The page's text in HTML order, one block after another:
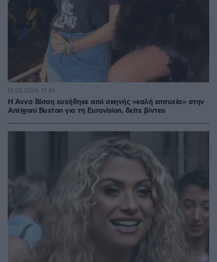
Η Άννα Βίσση ευχήθηκε από σκηνής «καλή επιτυχία» στην
Antigoni Buxton για τη Eurovision, δείτε βίντεο
13.05.2026, 17:40